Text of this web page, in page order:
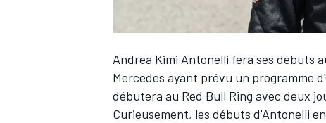
WEC
Andrea Kimi Antonelli fera ses débuts
Mercedes ayant prévu un programme
débutera au Red Bull Ring avec deux
Curieusement, les débuts d'Antonelli